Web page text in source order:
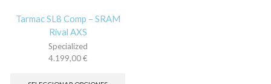
Tarmac SL8 Comp – SRAM
Rival AXS
Specialized
4.199,00€